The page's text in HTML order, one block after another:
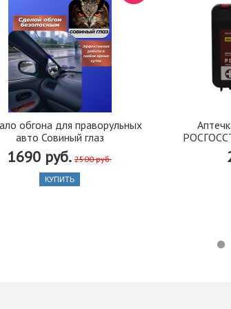
обгона для праворульных
авто Совиный глаз
1690 руб. 2500 руб.
КУПИТЬ